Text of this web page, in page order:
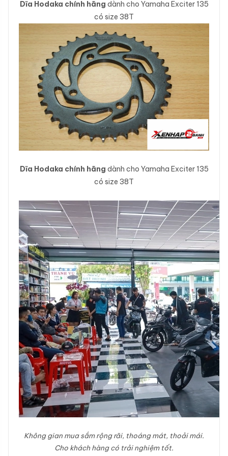
Dĩa Hodaka chính hãng dành cho Yamaha Exciter 135
có size 38T
Dĩa Hodaka chính hãng dành cho Yamaha Exciter 135
có size 38T
Không gian mua sắm rộng rãi, thoáng mát, thoải mái.
Cho khách hàng có trải nghiệm tốt.